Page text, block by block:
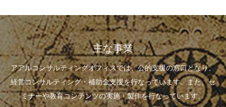
主な事業
アアルコンサルティングオフィスでは、公的支援の窓口となり、
経営コンサルティング・補助金支援を行なっています。また、セ
ミナーや教育コンテンツの実施・製作を行なっています。